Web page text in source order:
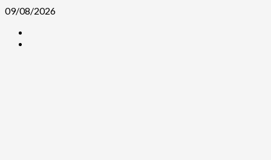
Skip
content
09/08/2026